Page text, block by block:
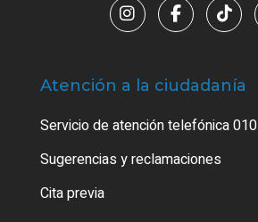
Atención a la ciudadanía
Servicio de atención telefónica 010
Sugerencias y reclamaciones
Cita previa